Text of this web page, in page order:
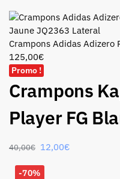
Crampons Adidas Adizero
125,00€
Promo !
Crampons
Player FG
40,00€ 12,00€
-70%